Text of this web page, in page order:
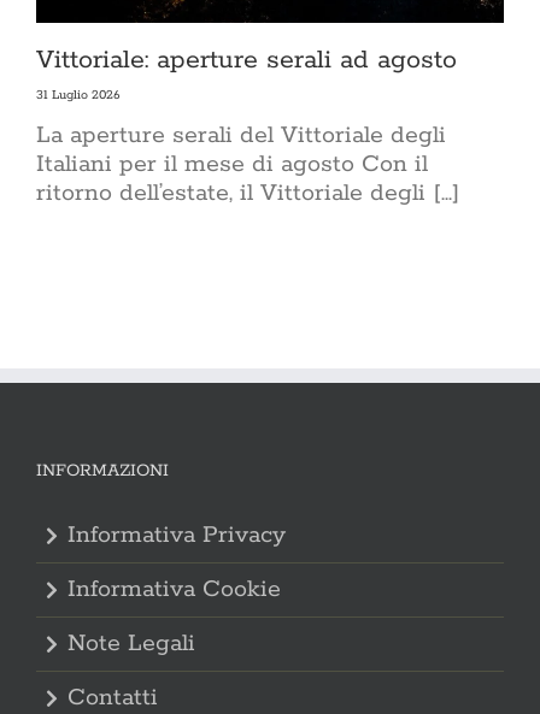
Vittoriale: aperture serali ad agosto
31 Luglio 2026
La aperture serali del Vittoriale degli
Italiani per il mese di agosto Con il
ritorno dell’estate, il Vittoriale degli [...]
INFORMAZIONI
Informativa Privacy
Informativa Cookie
Note Legali
Contatti